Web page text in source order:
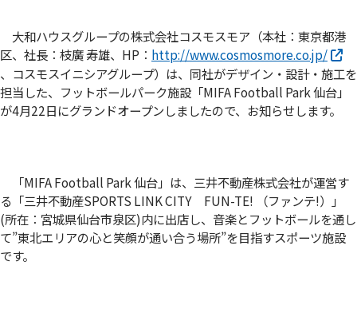
大和ハウスグループの株式会社コスモスモア（本社：東京都港
区、社長：枝廣 寿雄、HP： http://www.cosmosmore.co.jp/
、コスモスイニシアグループ）は、同社がデザイン・設計・施工を
担当した、フットボールパーク施設「MIFA Football Park 仙台」
が4月22日にグランドオープンしましたので、お知らせします。
「MIFA Football Park 仙台」は、三井不動産株式会社が運営す
る「三井不動産SPORTS LINK CITY FUN-TE! （ファンテ!）」
(所在：宮城県仙台市泉区)内に出店し、音楽とフットボールを通し
て”東北エリアの心と笑顔が通い合う場所”を目指すスポーツ施設
です。